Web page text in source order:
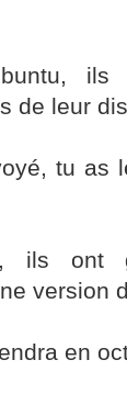
ils
de leur
tu as
ils
version
en